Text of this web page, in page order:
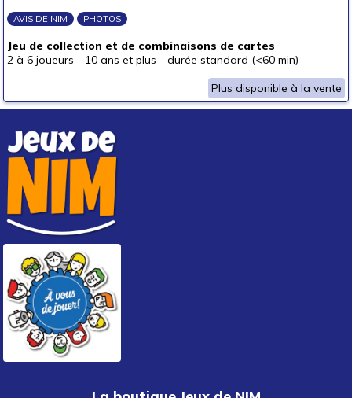
AVIS DE NIM PHOTOS
Jeu de collection et de combinaisons de cartes
2 à 6 joueurs - 10 ans et plus - durée standard (<60 min)
Plus disponible à la vente